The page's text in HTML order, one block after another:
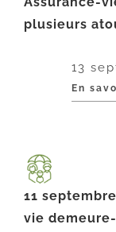
plusieurs
13
En
11
vie